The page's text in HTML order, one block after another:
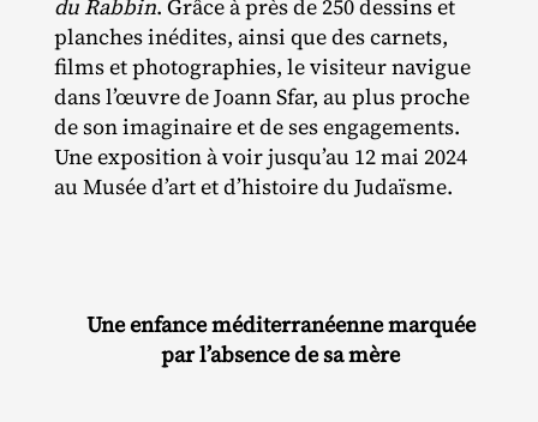
du Rabbin. Grâce à près de 250 dessins et
planches inédites, ainsi que des carnets,
films et photographies, le visiteur navigue
dans l’œuvre de Joann Sfar, au plus proche
de son imaginaire et de ses engagements.
Une exposition à voir jusqu’au 12 mai 2024
au Musée d’art et d’histoire du Judaïsme.
Une enfance méditerranéenne marquée
par l’absence de sa mère